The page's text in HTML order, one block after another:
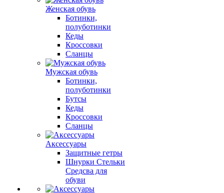
Женская обувь
Ботинки,
полуботинки
Кеды
Кроссовки
Сланцы
Мужская обувь
Ботинки,
полуботинки
Бутсы
Кеды
Кроссовки
Сланцы
Аксессуары
Защитные гетры
Шнурки Стельки
Средсва для
обуви